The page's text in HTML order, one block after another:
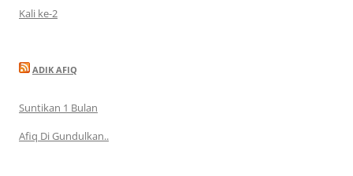
Kali ke-2
ADIK AFIQ
Suntikan 1 Bulan
Afiq Di Gundulkan..